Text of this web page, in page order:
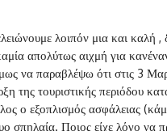
λοιπόν μια και καλή
απολύτως αιχμή για
να παραβλέψω ότι στις 3
της τουριστικής περιόδου
ο εξοπλισμός ασφάλειας
σπηλαία. Ποιος είχε λόγο να